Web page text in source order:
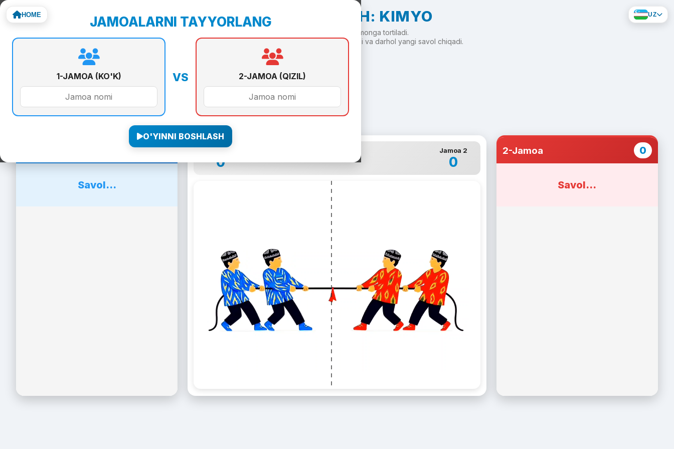
HOME UZ
ARQON TORTISH: KIMYO
To'g'ri javob — arqon siz tomonga tortiladi.
Noto'g'ri javob — arqon raqib tomonga siljiydi va darhol yangi savol chiqadi.
JAMOALARNI TAYYORLANG
1-JAMOA (KO'K) VS 2-JAMOA (QIZIL)
O'YINNI BOSHLASH
0
Savol...
0
Jamoa 2
0
2-Jamoa 0
Savol...